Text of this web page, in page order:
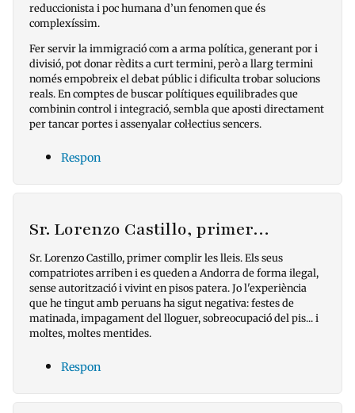
reduccionista i poc humana d’un fenomen que és
complexíssim.
Fer servir la immigració com a arma política, generant por i
divisió, pot donar rèdits a curt termini, però a llarg termini
només empobreix el debat públic i dificulta trobar solucions
reals. En comptes de buscar polítiques equilibrades que
combinin control i integració, sembla que aposti directament
per tancar portes i assenyalar col·lectius sencers.
Respon
Sr. Lorenzo Castillo, primer…
Sr. Lorenzo Castillo, primer complir les lleis. Els seus
compatriotes arriben i es queden a Andorra de forma ilegal,
sense autorització i vivint en pisos patera. Jo l'experiència
que he tingut amb peruans ha sigut negativa: festes de
matinada, impagament del lloguer, sobreocupació del pis... i
moltes, moltes mentides.
Respon